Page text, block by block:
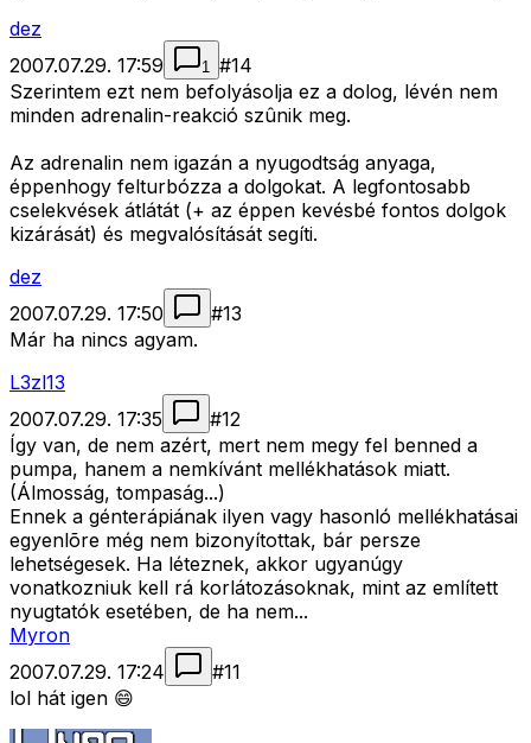
dez
2007.07.29. 17:59
1 #14
Szerintem ezt nem befolyásolja ez a dolog, lévén nem
minden adrenalin-reakció szûnik meg.
Az adrenalin nem igazán a nyugodtság anyaga,
éppenhogy felturbózza a dolgokat. A legfontosabb
cselekvések átlátát (+ az éppen kevésbé fontos dolgok
kizárását) és megvalósítását segíti.
dez
2007.07.29. 17:50
#13
Már ha nincs agyam.
L3zl13
2007.07.29. 17:35
#12
Így van, de nem azért, mert nem megy fel benned a
pumpa, hanem a nemkívánt mellékhatások miatt.
(Álmosság, tompaság...)
Ennek a génterápiának ilyen vagy hasonló mellékhatásai
egyenlõre még nem bizonyítottak, bár persze
lehetségesek. Ha léteznek, akkor ugyanúgy
vonatkozniuk kell rá korlátozásoknak, mint az említett
nyugtatók esetében, de ha nem...
Myron
2007.07.29. 17:24
#11
lol hát igen 😄